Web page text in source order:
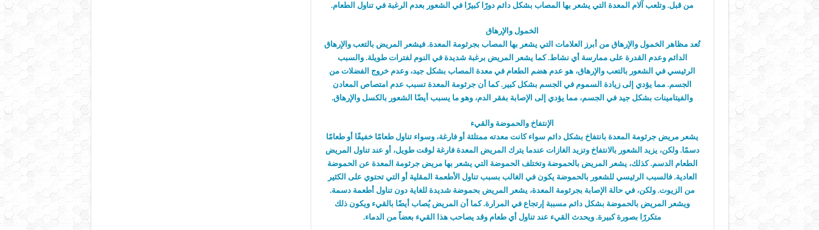
من قبل. وتلعب آلام المعدة التي يشعر بها المصاب بشكل دائم دورًا كبيرًا في الشعور بعدم الرغبة في تناول الطعام.
الخمول والإرهاق
تُعد مظاهر الخمول والإرهاق من أبرز العلامات التي يشعر بها المصاب بجرثومة المعدة. فيشعر المريض بالتعب والإرهاق
الدائم وعدم القدرة على ممارسة أي نشاط. كما يشعر المريض برغبة شديدة في النوم لفترات طويلة. والسبب
الرئيسي في الشعور بالتعب والإرهاق، هو عدم هضم الطعام في معدة المصاب بشكل جيد، وعدم خروج الفضلات من
الجسم. مما يؤدي إلى زيادة السموم في الجسم بشكل كبير. كما أن جرثومة المعدة تسبب عدم امتصاص المعادن
والفيتامينات بشكل جيد في الجسم، مما يؤدي إلى الإصابة بفقر الدم، وهو ما يسبب أيضًا الشعور بالكسل والإرهاق.
الإنتفاخ والحموضة والقيء
يشعر مريض جرثومة المعدة بانتفاخ بشكل دائم سواء كانت معدته ممتلئة أو فارغة، وسواء تناول طعامًا خفيفًا أو طعامًا
دسمًا. ولكن، يزيد الشعور بالانتفاخ وتزيد الغازات عندما يترك المريض المعدة فارغة لوقت طويل، أو عند تناول المريض
الطعام الدسم. كذلك، يشعر المريض بالحموضة وتختلف الحموضة التي يشعر بها مريض جرثومة المعدة عن الحموضة
العادية. فالسبب الرئيسي للشعور بالحموضة يكون في الغالب بسبب تناول الأطعمة المقلية أو التي تحتوي على الكثير
من الزيوت. ولكن، في حالة الإصابة بجرثومة المعدة، يشعر المريض بحموضة شديدة للغاية دون تناول أطعمة دسمة.
ويشعر المريض بالحموضة بشكل دائم مسببة إرتجاع في المرارة. كما أن المريض يُصاب أيضًا بالقيء ويكون ذلك
متكررًا بصورة كبيرة. ويحدث القيء عند تناول أي طعام وقد يصاحب هذا القيء بعضاً من الدماء.